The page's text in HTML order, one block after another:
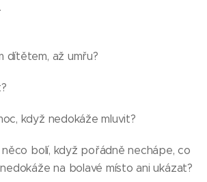
dítětem, až umřu?
když nedokáže mluvit?
bolí, když pořádně nechápe, co
na bolavé místo ani ukázat?